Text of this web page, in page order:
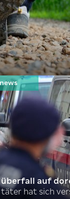
überfall auf
täter hat sich